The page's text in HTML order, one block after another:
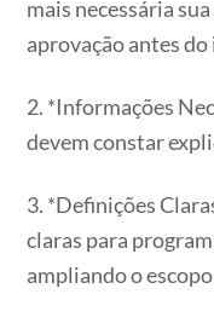
mais necessária
aprovação antes
2. *Informações
devem constar
3. *Definições
claras para
ampliando o escopo